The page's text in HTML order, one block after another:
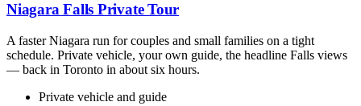
Niagara Falls Private Tour
A faster Niagara run for couples and small families on a tight
schedule. Private vehicle, your own guide, the headline Falls views
— back in Toronto in about six hours.
Private vehicle and guide